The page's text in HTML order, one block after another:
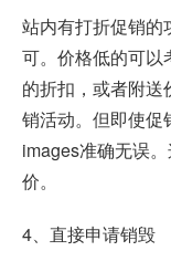
站内有打折促销的
可。价格低的可以
的折扣，或者附送
销活动。但即使
images准确无误
价。
4、直接申请销毁